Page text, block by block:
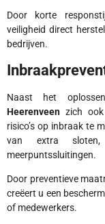
Door korte
veiligheid direct
bedrijven.
Naast het
Heerenveen zich
risico’s op inbraak te
van extra sloten,
meerpuntssluitingen.
Door preventieve
creëert u een
of medewerkers.